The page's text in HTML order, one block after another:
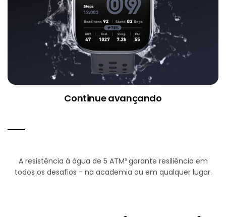
Continue avançando
A resistência à água de 5 ATM³ garante resiliência em
todos os desafios - na academia ou em qualquer lugar.